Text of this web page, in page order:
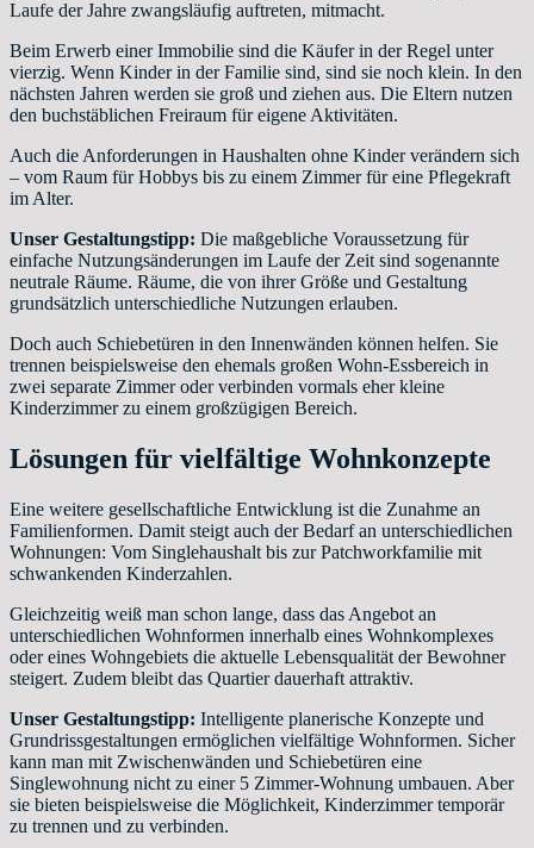
Laufe der Jahre zwangsläufig auftreten, mitmacht.
Beim Erwerb einer Immobilie sind die Käufer in der Regel unter
vierzig. Wenn Kinder in der Familie sind, sind sie noch klein. In den
nächsten Jahren werden sie groß und ziehen aus. Die Eltern nutzen
den buchstäblichen Freiraum für eigene Aktivitäten.
Auch die Anforderungen in Haushalten ohne Kinder verändern sich
– vom Raum für Hobbys bis zu einem Zimmer für eine Pflegekraft
im Alter.
Unser Gestaltungstipp: Die maßgebliche Voraussetzung für
einfache Nutzungsänderungen im Laufe der Zeit sind sogenannte
neutrale Räume. Räume, die von ihrer Größe und Gestaltung
grundsätzlich unterschiedliche Nutzungen erlauben.
Doch auch Schiebetüren in den Innenwänden können helfen. Sie
trennen beispielsweise den ehemals großen Wohn-Essbereich in
zwei separate Zimmer oder verbinden vormals eher kleine
Kinderzimmer zu einem großzügigen Bereich.
Lösungen für vielfältige Wohnkonzepte
Eine weitere gesellschaftliche Entwicklung ist die Zunahme an
Familienformen. Damit steigt auch der Bedarf an unterschiedlichen
Wohnungen: Vom Singlehaushalt bis zur Patchworkfamilie mit
schwankenden Kinderzahlen.
Gleichzeitig weiß man schon lange, dass das Angebot an
unterschiedlichen Wohnformen innerhalb eines Wohnkomplexes
oder eines Wohngebiets die aktuelle Lebensqualität der Bewohner
steigert. Zudem bleibt das Quartier dauerhaft attraktiv.
Unser Gestaltungstipp: Intelligente planerische Konzepte und
Grundrissgestaltungen ermöglichen vielfältige Wohnformen. Sicher
kann man mit Zwischenwänden und Schiebetüren eine
Singlewohnung nicht zu einer 5 Zimmer-Wohnung umbauen. Aber
sie bieten beispielsweise die Möglichkeit, Kinderzimmer temporär
zu trennen und zu verbinden.